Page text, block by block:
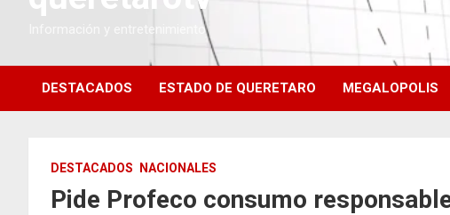
Información y entretenimiento
DESTACADOS ESTADO DE QUERETARO MEGALOPOLIS
DESTACADOS NACIONALES
Pide Profeco consumo